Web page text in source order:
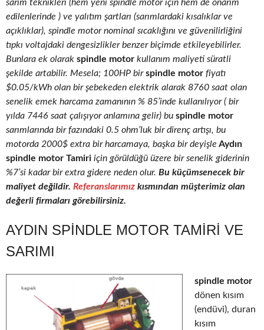
sarım teknikleri (hem yeni spindle motor için hem de onarım
edilenlerinde ) ve yalıtım şartları (sarımlardaki kısalıklar ve
açıklıklar), spindle motor nominal sıcaklığını ve güvenilirliğini
tıpkı voltajdaki dengesizlikler benzer biçimde etkileyebilirler.
Bunlara ek olarak spindle motor kullanım maliyeti süratli
şekilde artabilir. Mesela; 100HP birspindle motor fiyatı
$0.05/kWh olan bir şebekeden elektrik alarak 8760 saat olan
senelik emek harcama zamanının % 85’inde kullanılıyor ( bir
yılda 7446 saat çalışıyor anlamına gelir) bu spindle motor
sarımlarında bir fazındaki 0.5 ohm’luk bir direnç artışı, bu
motorda 2000$ extra bir harcamaya, başka bir deyişle Aydın
spindle motor Tamiri için görüldüğü üzere bir senelik giderinin
%7’si kadar bir extra gidere neden olur. Bu küçümsenecek bir
maliyet değildir. Referanslarımız kısmından müşterimiz olan
değerli firmaları görebilirsiniz.
AYDIN SPINDLE MOTOR TAMIRI VE
SARIMI
spindle motor
dönen kısım
(endüvi), duran
kısım